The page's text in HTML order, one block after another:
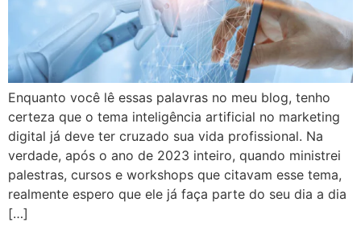
Enquanto você lê essas palavras no meu blog, tenho
certeza que o tema inteligência artificial no marketing
digital já deve ter cruzado sua vida profissional. Na
verdade, após o ano de 2023 inteiro, quando ministrei
palestras, cursos e workshops que citavam esse tema,
realmente espero que ele já faça parte do seu dia a dia
[…]